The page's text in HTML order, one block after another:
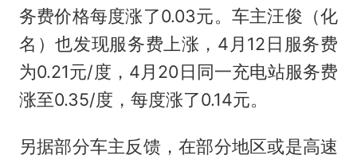
务费价格每度涨了0.03元。车主汪俊（化
名）也发现服务费上涨，4月12日服务费
为0.21元/度，4月20日同一充电站服务费
涨至0.35/度，每度涨了0.14元。
另据部分车主反馈，在部分地区或是高速